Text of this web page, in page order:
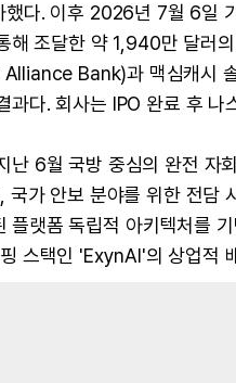
했다. 이후 2026년 7월 6일
해 조달한 약 1,940만 달러
Bank)과 맥심캐시
과다. 회사는 IPO 완료 후
난 6월 국방 중심의 완전
국가 안보 분야를 위한 전담
플랫폼 독립적 아키텍처를
스택인 'ExynAI'의 상업적